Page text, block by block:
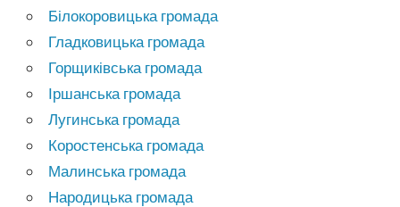
Білокоровицька громада
Гладковицька громада
Горщиківська громада
Іршанська громада
Лугинська громада
Коростенська громада
Малинська громада
Народицька громада